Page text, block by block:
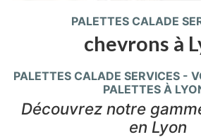
PALETTES CALADE
chevrons à
PALETTES CALADE SERVICES -
PALETTES À
Découvrez notre
en Lyon